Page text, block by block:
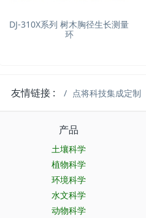
DJ-310X系列 树木胸径生长测量
环
友情链接 : 点将科技集成定制
产品
土壤科学
植物科学
环境科学
水文科学
动物科学